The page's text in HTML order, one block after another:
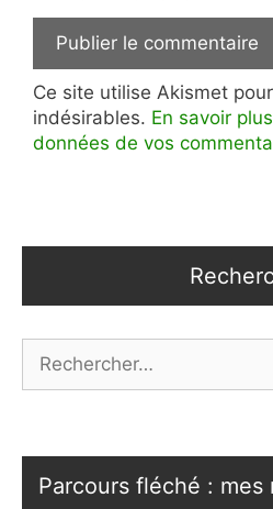
Ce site utilise Akismet
indésirables. En savoir
données de vos
Parcours fléché : mes